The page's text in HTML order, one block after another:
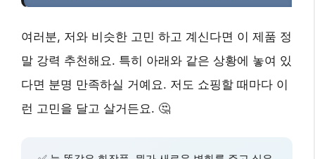
여러분, 저와 비슷한 고민 하고 계신다면 이 제품 정
말 강력 추천해요. 특히 아래와 같은 상황에 놓여 있
다면 분명 만족하실 거예요. 저도 쇼핑할 때마다 이
런 고민을 달고 살거든요. 🤔